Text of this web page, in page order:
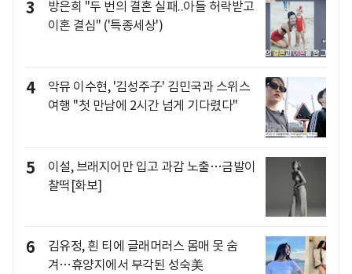
3
방은희 "두 번의 결혼 실패..아들 허락받고
이혼 결심" ('특종세상')
4
악뮤 이수현, '김성주子' 김민국과 스위스
여행 "첫 만남에 2시간 넘게 기다렸다"
5
이설, 브래지어만 입고 과감 노출…금발이
찰떡[화보]
6
김유정, 흰 티에 글래머러스 몸매 못 숨
겨…휴양지에서 부각된 성숙美